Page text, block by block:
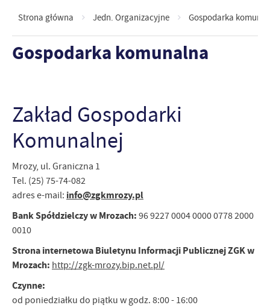
Strona główna Jedn. Organizacyjne Gospodarka
Gospodarka komunalna
Zakład Gospodarki
Komunalnej
Mrozy, ul. Graniczna 1
Tel. (25) 75-74-082
adres e-mail: info@zgkmrozy.pl
Bank Spółdzielczy w Mrozach: 96 9227 0004 0000 0778 2000
0010
Strona internetowa Biuletynu Informacji Publicznej ZGK w
Mrozach: http://zgk-mrozy.bip.net.pl/
Czynne:
od poniedziałku do piątku w godz. 8:00 - 16:00